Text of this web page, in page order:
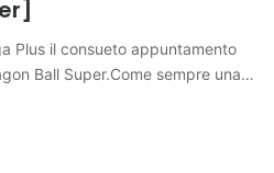
Plus il consueto appuntamento
Ball Super.Come sempre una…